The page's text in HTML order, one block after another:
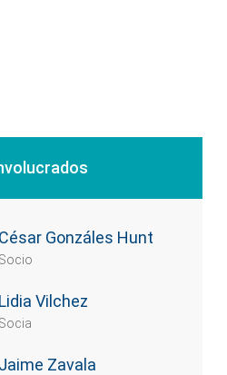
César Gonzáles Hunt
Socio
Lidia Vilchez
Socia
Jaime Zavala